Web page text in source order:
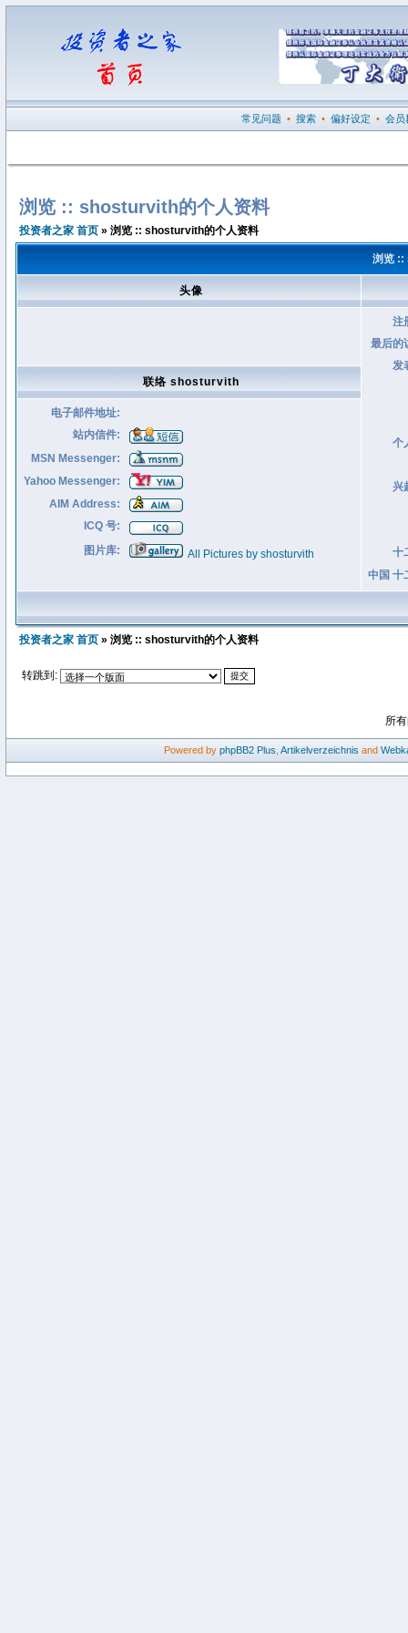
常见问题 • 搜索 • 偏好设定 • 会员
浏览 :: shosturvith的个人资料
投资者之家 首页 » 浏览 :: shosturvith的个人资料
浏览 ::
头像
注
最后的
发
个
兴
十
中国 十
联络 shosturvith
电子邮件地址:
站内信件:
MSN Messenger:
Yahoo Messenger:
AIM Address:
ICQ 号:
图片库:
All Pictures by shosturvith
投资者之家 首页 » 浏览 :: shosturvith的个人资料
转跳到:
所
Powered by phpBB2 Plus Artikelverzeichnis and